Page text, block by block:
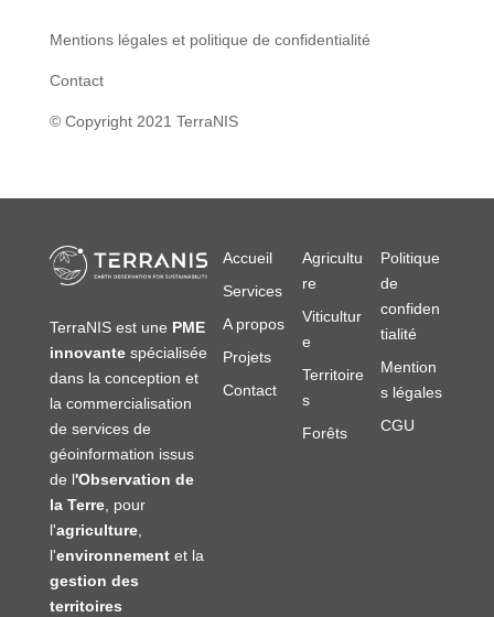
Mentions légales et politique de confidentialité
Contact
© Copyright 2021 TerraNIS
TerraNIS est une PME
innovantespécialisée
dans la conception et
la commercialisation
de services de
géoinformation issus
de l'Observation de
la Terre, pour
l'agriculture,
l'environnementet la
gestion des
territoires
Accueil
Services
A propos
Projets
Contact
Agricultu
re
Viticultur
e
Territoire
s
Forêts
Politique
de
confiden
tialité
Mention
s légales
CGU